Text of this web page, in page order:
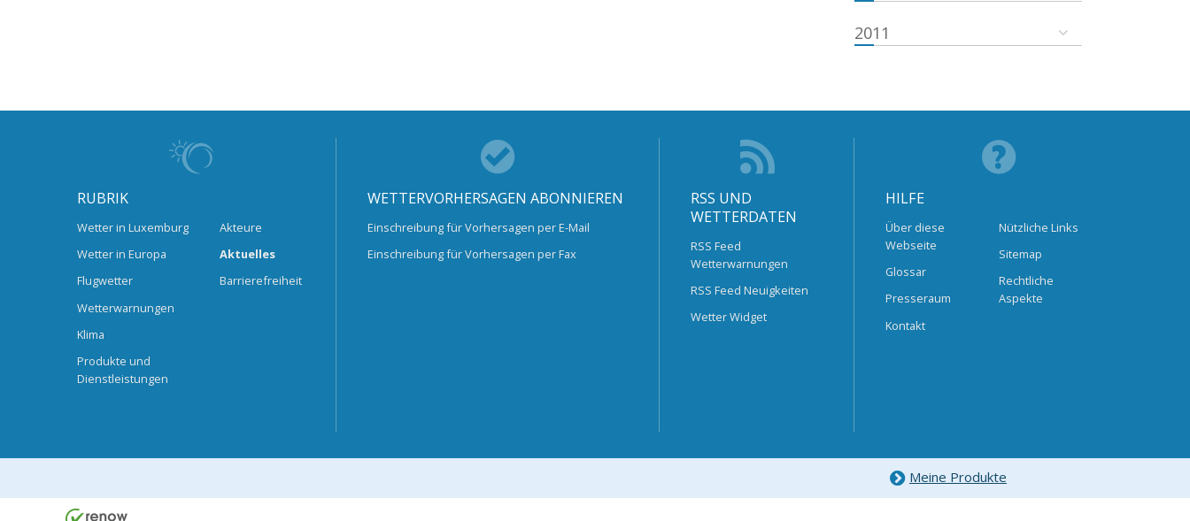
2011
RUBRIK
Wetter in Luxemburg
Wetter in Europa
Flugwetter
Wetterwarnungen
Klima
Produkte und
Dienstleistungen
Akteure
Aktuelles
Barrierefreiheit
WETTERVORHERSAGEN ABONNIEREN
Einschreibung für Vorhersagen per E-Mail
Einschreibung für Vorhersagen per Fax
RSS UND
WETTERDATEN
RSS Feed
Wetterwarnungen
RSS Feed Neuigkeiten
Wetter Widget
HILFE
Über diese
Webseite
Glossar
Presseraum
Kontakt
Nützliche Links
Sitemap
Rechtliche
Aspekte
Meine Produkte